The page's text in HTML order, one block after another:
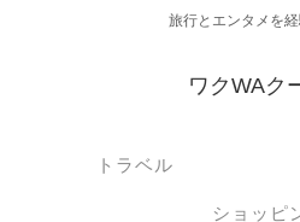
旅行とエンタメを
ワクWAク
トラベル
ショッピ